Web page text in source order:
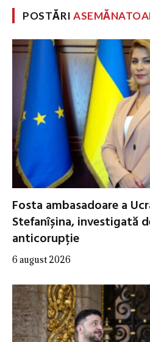
POSTĂRI
Fosta ambasadoare a
Stefanîșina, investigată
anticorupție
6 august 2026